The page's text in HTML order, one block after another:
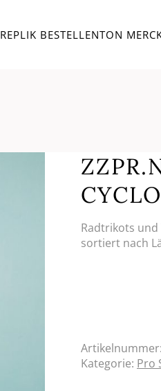
REPLIK BESTELLENTON
Radtrikots
sortiert nach
Artikelnummer:
Kategorie: Pro